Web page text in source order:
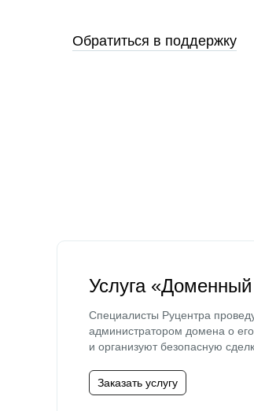
Обратиться в поддержку
Услуга
Специалисты Руцентра
администратором домена о
и организуют безопасную
Заказать услугу